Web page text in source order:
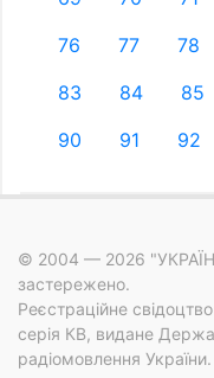
76
77 78
83
84 85
90
91 92
© 2004 — 2026
застережено.
Реєстраційне
серія КВ, видане
радіомовлення України.